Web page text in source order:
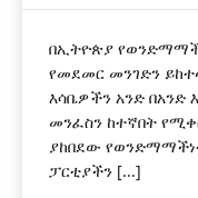
በኢትዮጵያ
የመደመር መንገድን
እሳቤዎችን አንድ በአንድ
መንፈስን ከተኛበት
ያከበደው
ፓርቲያችን [...]